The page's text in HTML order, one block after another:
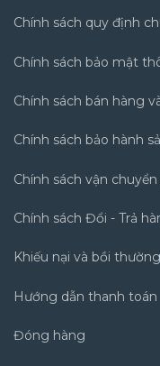
Chính sách quy định
Chính sách bảo mật
Chính sách bán hàng
Chính sách bảo hành
Chính sách vận
Chính sách Đổi - Trả
Khiếu nại và bồi thường
Hướng dẫn thanh toán
Đóng hàng